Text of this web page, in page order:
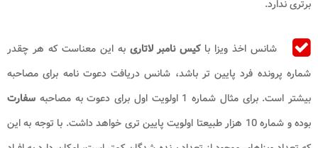
برتری ندارد.
شانس اخذ ویزا باکیس نامبر لاتاری به این معناست که هر چقدر
شماره پرونده فرد پایین تر باشد، شانس دریافت دعوت نامه برای مصاحبه
بیشتر است. برای مثال شماره 1 اولویت اول برای دعوت به مصاحبه
سفارت
بوده و شماره 10 هزار طبیعتا اولویت پایین تری خواهد داشت. با توجه به این